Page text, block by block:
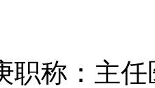
职称：主任